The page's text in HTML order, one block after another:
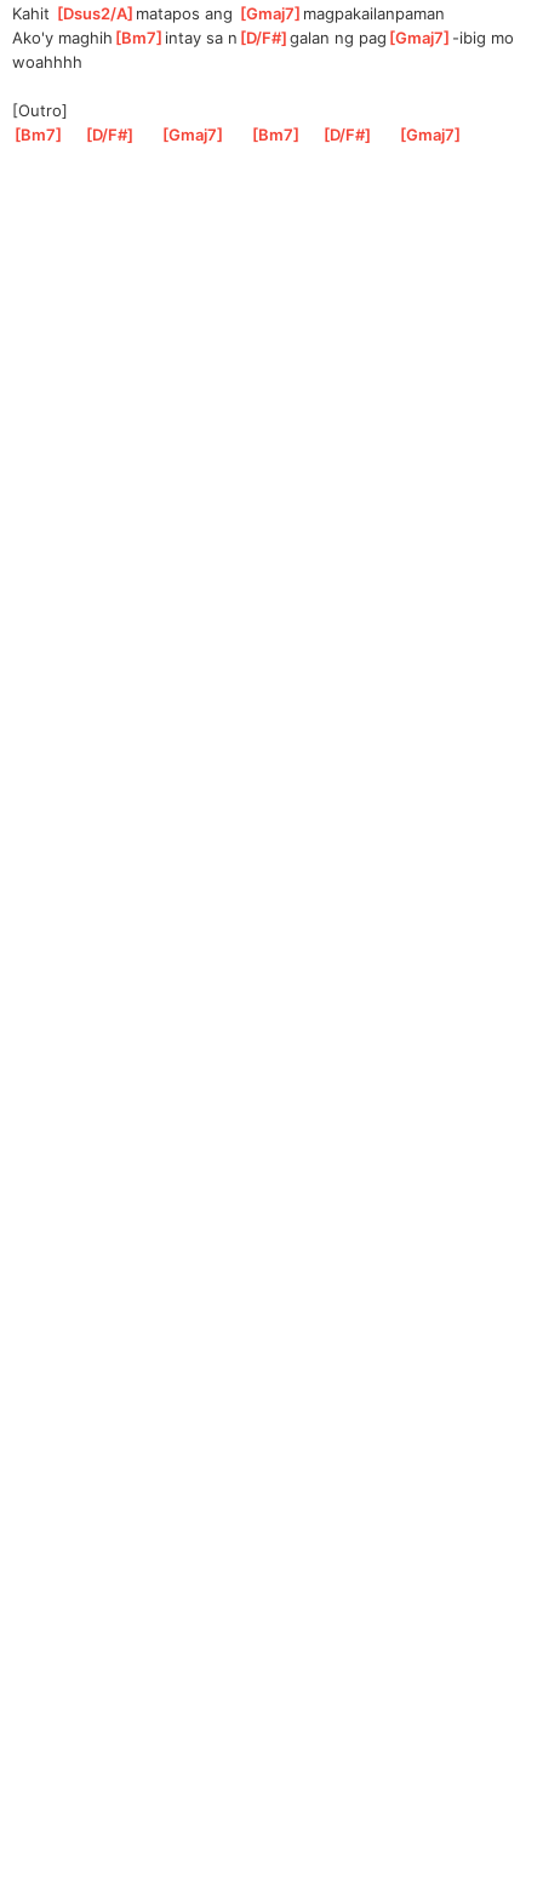
Kahit [Dsus2/A ]matapos ang [Gmaj7 ]magpakailanpaman
Ako'y maghih [Bm7 ]intay sa n [D/F# ]
galan ng pag [Gmaj7 ]-ibig mo
woahhhh
[Outro]
[Bm7 [D/F# [Gmaj7 [Bm7 [D/F# [Gmaj7